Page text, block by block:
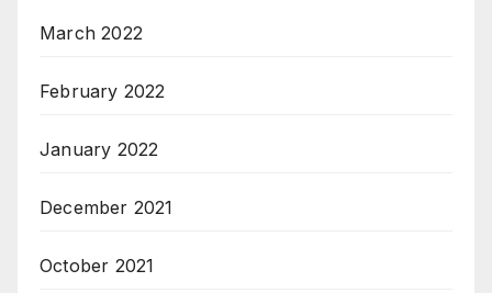
March 2022
February 2022
January 2022
December 2021
October 2021